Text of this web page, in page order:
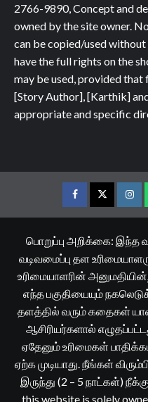
2766-9890, Concept and
owned by the site owner.
can be copied/used
have the full rights on the
may be used, provided
[Story Author], [Karthik]
appropriate and specific
FacebookTwitter
பொறுப்பு அறிக்கை: இந்த
வடிவமைப்பு தள
உரிமையாளரின்
எந்த பகுதியையும்
தளத்தில் வரும் கதைகள்
ஆசிரியர்களால்
ஏதேனும் உரிமைகள்
ஏற்க முடியாது. நீங்கள்
இருந்து (2 – 5 நாட்கள்)
this website is solely